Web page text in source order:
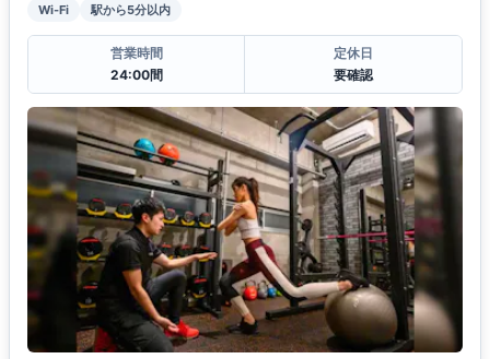
Wi-Fi 駅から5分以内
営業時間
24:00間
定休日
要確認